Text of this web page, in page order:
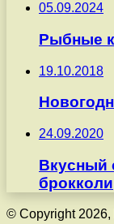
05.09.2024
Рыбные
19.10.2018
24.09.2020
Вкусный
брокколи
© Copyright 2026,